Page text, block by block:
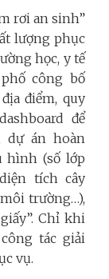
rơi an sinh”
lượng phục
học, y tế
công bố
điểm, quy
để
dự án hoàn
hình (số lớp
tích cây
trường…),
Chỉ khi
tác giải
vụ.